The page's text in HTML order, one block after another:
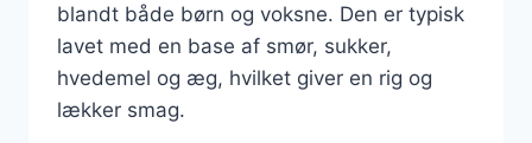
blandt både børn og voksne. Den er typisk
lavet med en base af smør, sukker,
hvedemel og æg, hvilket giver en rig og
lækker smag.